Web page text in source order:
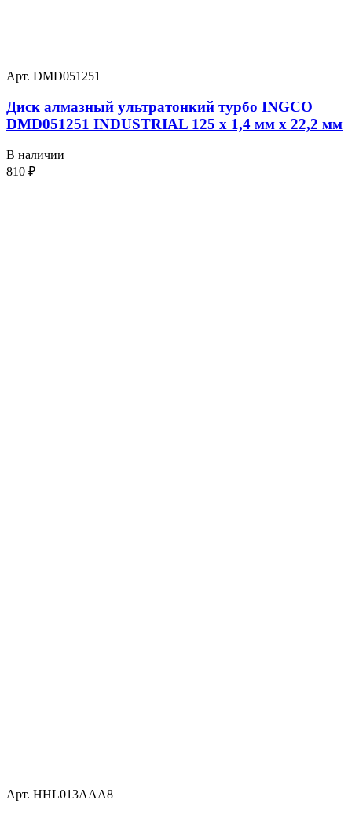
Арт. DMD051251
Диск алмазный ультратонкий турбо INGCO
DMD051251 INDUSTRIAL 125 х 1,4 мм x 22,2 мм
В наличии
810 ₽
Арт. HHL013AAA8